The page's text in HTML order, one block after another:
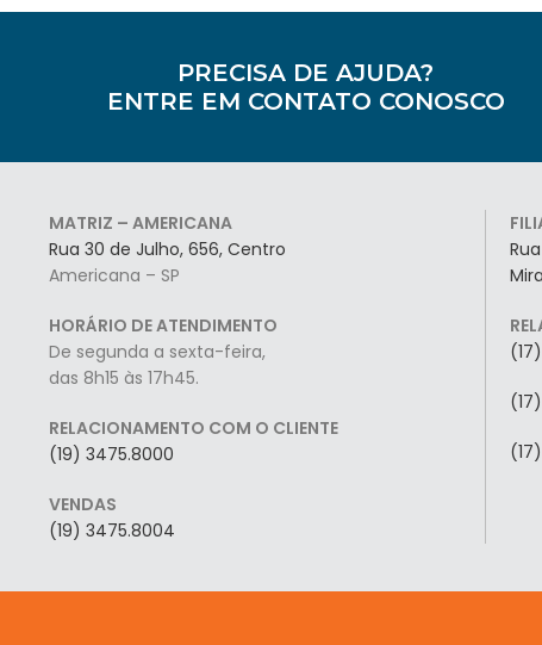
PRECISA DE AJUDA?
ENTRE EM CONTATO CONOSCO
MATRIZ – AMERICANA
Rua 30 de Julho, 656, Centro
Americana – SP
HORÁRIO DE ATENDIMENTO
De segunda a sexta-feira,
das 8h15 às 17h45.
RELACIONAMENTO COM O CLIENTE
(19) 3475.8000
VENDAS
(19) 3475.8004